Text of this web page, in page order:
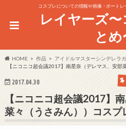
コスプレについての情報や画像・ポートレ
レイヤーズ
とめ
HOME 作品
アイドルマスターシンデレラ
【ニコニコ超会議2017】南星奈（デレマス、安
2017.04.30
【ニコニコ超会議2017】
菜々（うさみん））コスプ